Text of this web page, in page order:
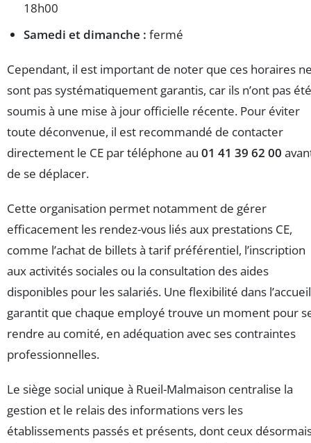
18h00
Samedi et dimanche : fermé
Cependant, il est important de noter que ces horaires
sont pas systématiquement garantis, car ils n’ont pas été
soumis à une mise à jour officielle récente. Pour éviter
toute déconvenue, il est recommandé de contacter
directement le CE par téléphone au 01 41 39 62 00
de se déplacer.
Cette organisation permet notamment de gérer
efficacement les rendez-vous liés aux prestations CE,
comme l’achat de billets à tarif préférentiel, l’inscription
aux activités sociales ou la consultation des aides
disponibles pour les salariés. Une flexibilité dans l’accueil
garantit que chaque employé trouve un moment pour
rendre au comité, en adéquation avec ses contraintes
professionnelles.
Le siège social unique à Rueil-Malmaison centralise la
gestion et le relais des informations vers les
établissements passés et présents, dont ceux